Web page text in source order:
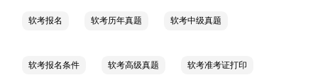
软考报名 软考历年真题 软考中级真题
软考报名条件 软考高级真题 软考准考证打印